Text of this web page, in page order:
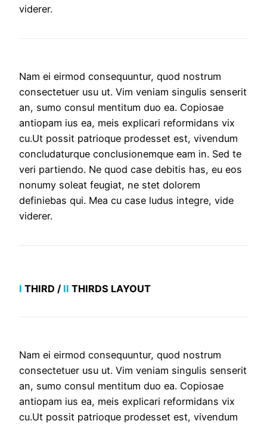
viderer.
Nam ei eirmod consequuntur, quod nostrum
consectetuer usu ut. Vim veniam singulis senserit
an, sumo consul mentitum duo ea. Copiosae
antiopam ius ea, meis explicari reformidans vix
cu.Ut possit patrioque prodesset est, vivendum
concludaturque conclusionemque eam in. Sed te
veri partiendo. Ne quod case debitis has, eu eos
nonumy soleat feugiat, ne stet dolorem
definiebas qui. Mea cu case ludus integre, vide
viderer.
I THIRD / II THIRDS LAYOUT
Nam ei eirmod consequuntur, quod nostrum
consectetuer usu ut. Vim veniam singulis senserit
an, sumo consul mentitum duo ea. Copiosae
antiopam ius ea, meis explicari reformidans vix
cu.Ut possit patrioque prodesset est, vivendum